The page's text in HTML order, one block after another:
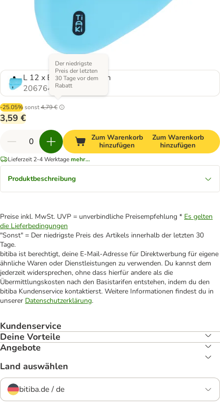
L 12 x B 10,6 x H 4,6 cm
2067647.0
-25.05%sonst4,79 €
Der niedrigste
Preis der letzten
30 Tage vor dem
Rabatt
3,59 €
Zum Warenkorb
hinzufügen
Zum Warenkorb
hinzufügen
Lieferzeit 2-4 Werktagemehr...
Produktbeschreibung
Preise inkl. MwSt. UVP = unverbindliche Preisempfehlung * Es gelten
die Lieferbedingungen
"Sonst" = Der niedrigste Preis des Artikels innerhalb der letzten 30
Tage.
bitiba ist berechtigt, deine E-Mail-Adresse für Direktwerbung für eigene
ähnliche Waren oder Dienstleistungen zu verwenden. Du kannst dem
jederzeit widersprechen, ohne dass hierfür andere als die
Übermittlungskosten nach den Basistarifen entstehen, indem du den
bitiba Kundenservice kontaktierst. Weitere Informationen findest du in
unserer Datenschutzerklärung.
Kundenservice
Deine Vorteile
Angebote
Land auswählen
bitiba.de / de